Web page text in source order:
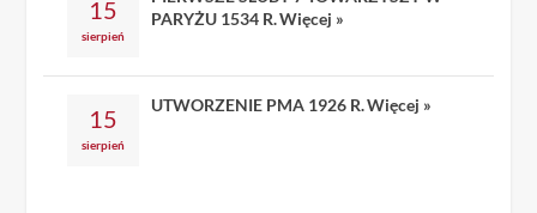
15
sierpień
PARYŻU 1534 R.Więcej »
15
sierpień
UTWORZENIE PMA 1926 R.Więcej »